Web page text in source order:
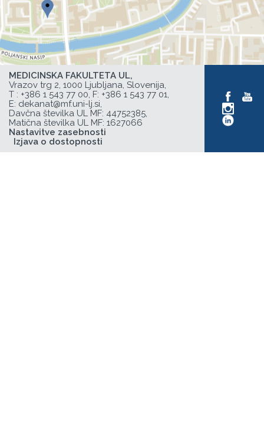
MEDICINSKA FAKULTETA UL,
Vrazov trg 2, 1000 Ljubljana, Slovenija,
T : +386 1 543 77 00, F: +386 1 543 77 01,
E: dekanat@mf.uni-lj.si,
Davčna številka UL MF: 44752385,
Matična številka UL MF: 1627066
Nastavitve zasebnosti
Izjava o dostopnosti